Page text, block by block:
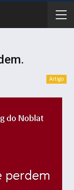
Artigo